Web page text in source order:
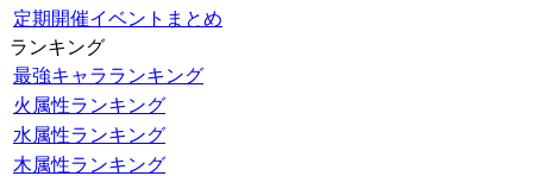
定期開催イベントまとめ
ランキング
最強キャラランキング
火属性ランキング
水属性ランキング
木属性ランキング